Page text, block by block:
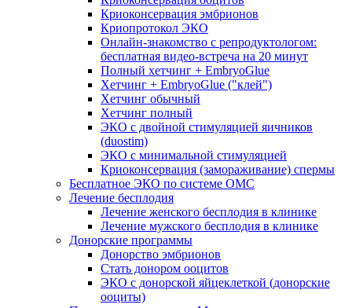
Криоконсервация эмбрионов
Криопротокол ЭКО
Онлайн-знакомство с репродуктологом:
бесплатная видео-встреча на 20 минут
Полный хетчинг + ЕmbryoGlue
Хетчинг + EmbryoGlue ("клей")
Хетчинг обычный
Хетчинг полный
ЭКО с двойной стимуляцией яичников
(duostim)
ЭКО с минимальной стимуляцией
Криоконсервация (замораживание) спермы
Бесплатное ЭКО по системе ОМС
Лечение бесплодия
Лечение женского бесплодия в клинике
Лечение мужского бесплодия в клинике
Донорские программы
Донорство эмбрионов
Стать донором ооцитов
ЭКО с донорской яйцеклеткой (донорские
ооциты)